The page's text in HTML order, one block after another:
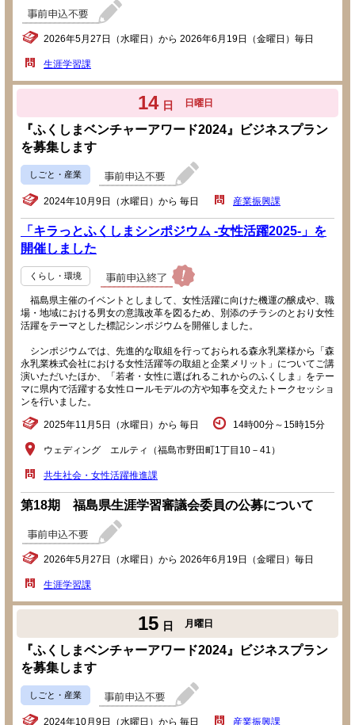
2026年5月27日（水曜日）から 2026年6月19日（金曜日）毎日
生涯学習課
14 日 日曜日
『ふくしまベンチャーアワード2024』ビジネスプラン
を募集します
しごと・産業
2024年10月9日（水曜日）から 毎日 産業振興課
「キラっとふくしまシンポジウム -女性活躍2025-」を
開催しました
くらし・環境
福島県主催のイベントとしまして、女性活躍に向けた機運の醸成や、職
場・地域における男女の意識改革を図るため、別添のチラシのとおり女性
活躍をテーマとした標記シンポジウムを開催しました。
シンポジウムでは、先進的な取組を行っておられる森永乳業様から「森
永乳業株式会社における女性活躍等の取組と企業メリット」についてご講
演いただいたほか、「若者・女性に選ばれるこれからのふくしま」をテー
マに県内で活躍する女性ロールモデルの方や知事を交えたトークセッショ
ンを行いました。
2025年11月5日（水曜日）から 毎日 14時00分～15時15分
ウェディング エルティ（福島市野田町1丁目10－41）
共生社会・女性活躍推進課
第18期 福島県生涯学習審議会委員の公募について
2026年5月27日（水曜日）から 2026年6月19日（金曜日）毎日
生涯学習課
15 日 月曜日
『ふくしまベンチャーアワード2024』ビジネスプラン
を募集します
しごと・産業
2024年10月9日（水曜日）から 毎日 産業振興課